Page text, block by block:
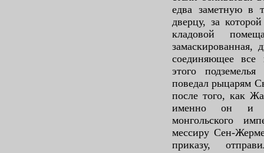
едва заметную в
дверцу, за
кладовой
замаскированная,
соединяющее все
этого
поведал рыцарям
после того, как
именно он и
монгольского
мессиру Сен-
приказу,